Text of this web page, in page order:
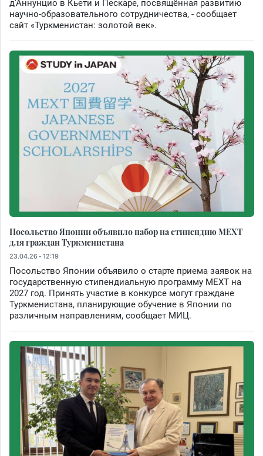
д’Аннунцио в Кьети и Пескаре, посвящённая развитию
научно-образовательного сотрудничества, - сообщает
сайт «Туркменистан: золотой век».
Посольство Японии объявило набор на стипендию MEXT
для граждан Туркменистана
23.04.26 - 12:19
Посольство Японии объявило о старте приема заявок на
государственную стипендиальную программу MEXT на
2027 год. Принять участие в конкурсе могут граждане
Туркменистана, планирующие обучение в Японии по
различным направлениям, сообщает МИЦ.